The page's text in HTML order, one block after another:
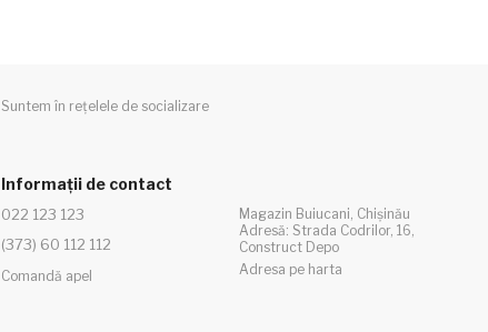
Suntem în rețelele de socializare
Informații de contact
022 123 123
(373) 60 112 112
Comandă apel
Magazin Buiucani, Chișinău
Adresă: Strada Codrilor, 16,
Construct Depo
Adresa pe harta